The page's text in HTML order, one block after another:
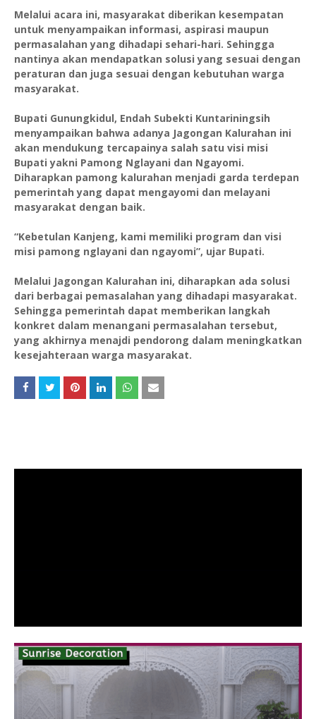
Melalui acara ini, masyarakat diberikan kesempatan
untuk menyampaikan informasi, aspirasi maupun
permasalahan yang dihadapi sehari-hari. Sehingga
nantinya akan mendapatkan solusi yang sesuai dengan
peraturan dan juga sesuai dengan kebutuhan warga
masyarakat.
Bupati Gunungkidul, Endah Subekti Kuntariningsih
menyampaikan bahwa adanya Jagongan Kalurahan ini
akan mendukung tercapainya salah satu visi misi
Bupati yakni Pamong Nglayani dan Ngayomi.
Diharapkan pamong kalurahan menjadi garda terdepan
pemerintah yang dapat mengayomi dan melayani
masyarakat dengan baik.
“Kebetulan Kanjeng, kami memiliki program dan visi
misi pamong nglayani dan ngayomi”, ujar Bupati.
Melalui Jagongan Kalurahan ini, diharapkan ada solusi
dari berbagai pemasalahan yang dihadapi masyarakat.
Sehingga pemerintah dapat memberikan langkah
konkret dalam menangani permasalahan tersebut,
yang akhirnya menajdi pendorong dalam meningkatkan
kesejahteraan warga masyarakat.